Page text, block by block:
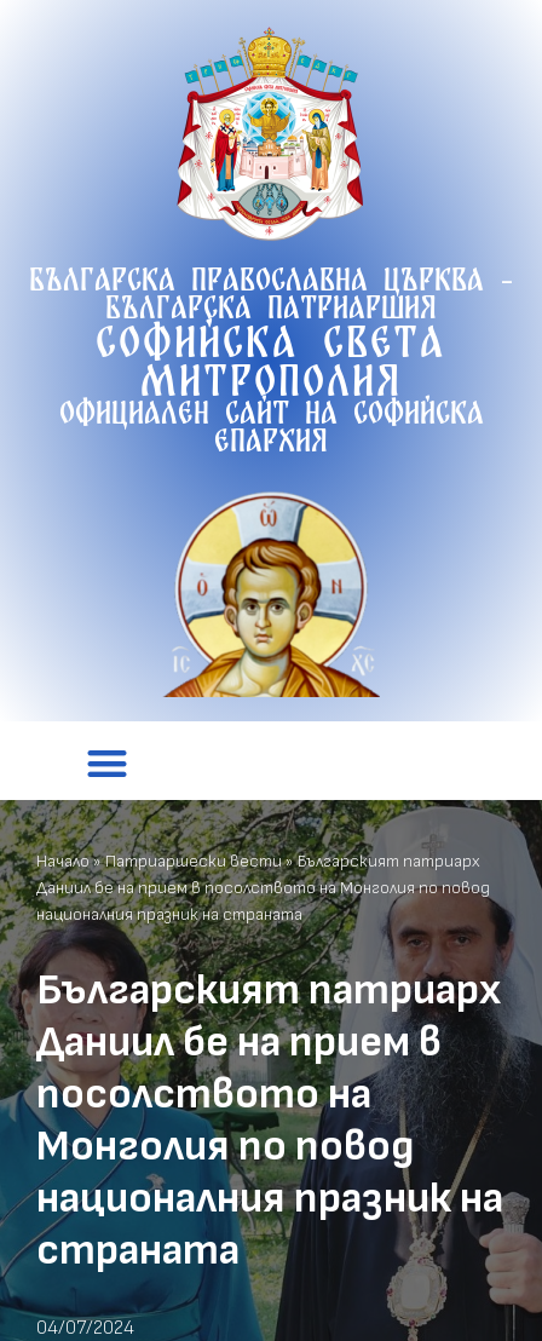
Българска православна църква -
Българска патриаршия
Софийска света
митрополия
Официален сайт на софийска
епархия
Начало»Патриаршески вести»Българският патриарх
Даниил бе на прием в посолството на Монголия по повод
националния празник на страната
Българският патриарх
Даниил бе на прием в
посолството на
Монголия по повод
националния празник на
страната
04/07/2024